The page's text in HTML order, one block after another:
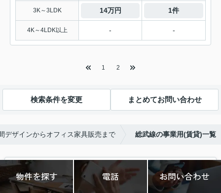
3K～3LDK 14万円 1件
4K～4LDK以上 - -
1 2
検索条件を変更 まとめてお問い合わせ
デザインからオフィス家具販売まで 総武線の事業用(賃貸)一覧
おすすめこだわり特集
店舗(301件) オフィス(212件) 東京23区(167件) 兵庫(156件)
物件を探す 電話 お問い合わせ